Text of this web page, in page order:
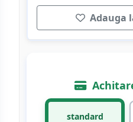
Adauga
standard